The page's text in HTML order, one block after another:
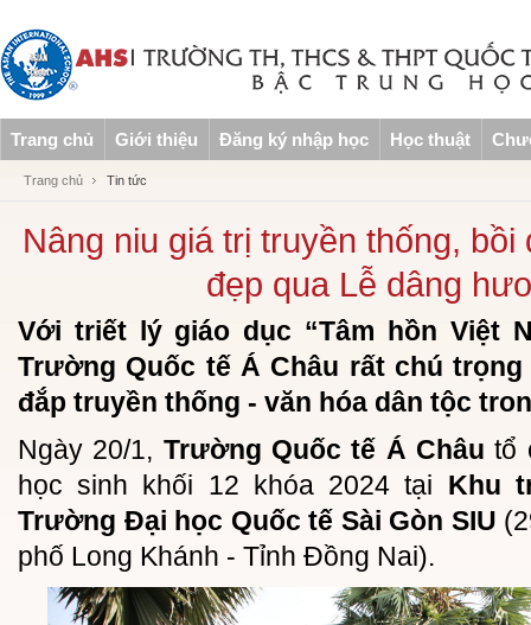
Trang chủ Giới thiệu Đăng ký nhập học Học thuật
Trang chủ Tin tức
Nâng niu giá trị truyền thống,
đẹp qua Lễ dâng
Với triết lý giáo dục “Tâm hồn Việt
Trường Quốc tế Á Châu rất chú
đắp truyền thống - văn hóa dân tộc
Ngày 20/1, Trường Quốc tế Á Châutổ
học sinh khối 12 khóa 2024 tại Khu
Trường Đại học Quốc tế Sài Gòn SIU
phố Long Khánh - Tỉnh Đồng Nai).